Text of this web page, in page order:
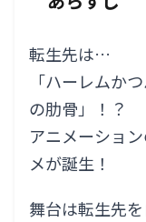
転生先は…
「ハーレムか
の肋骨」！？
アニメーショ
メが誕生！
舞台は転生先を